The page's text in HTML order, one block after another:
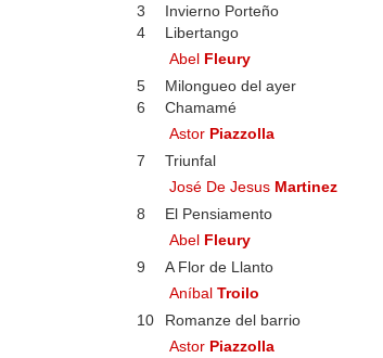
3
Invierno Porteño
4
Libertango
Abel Fleury
5
Milongueo del ayer
6
Chamamé
Astor Piazzolla
7
Triunfal
José De Jesus Martinez
8
El Pensiamento
Abel Fleury
9
A Flor de Llanto
AníbalTroilo
10
Romanze del barrio
Astor Piazzolla